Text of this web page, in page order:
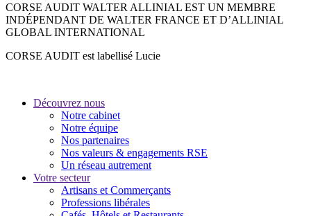
CORSE AUDIT WALTER ALLINIAL EST UN MEMBRE
INDÉPENDANT DE WALTER FRANCE ET D’ALLINIAL
GLOBAL INTERNATIONAL
CORSE AUDIT est labellisé Lucie
Découvrez nous
Notre cabinet
Notre équipe
Nos partenaires
Nos valeurs & engagements RSE
Un réseau autrement
Votre secteur
Artisans et Commerçants
Professions libérales